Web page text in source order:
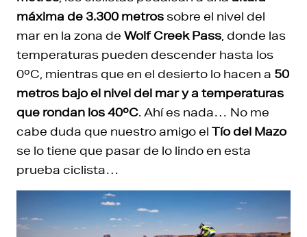
máxima de 3.300 metros sobre el nivel del
mar en la zona de Wolf Creek Pass , donde las
temperaturas pueden descender hasta los
0ºC, mientras que en el desierto lo hacen a 50
metros bajo el nivel del mar y a temperaturas
que rondan los 40ºC. Ahí es nada… No me
cabe duda que nuestro amigo el Tío del Mazo
se lo tiene que pasar de lo lindo en esta
prueba ciclista…